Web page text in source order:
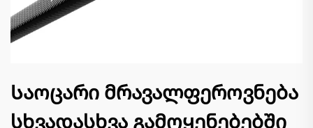
Საოცარი მრავალფეროვნება
სხვადასხვა გამოყენებებში